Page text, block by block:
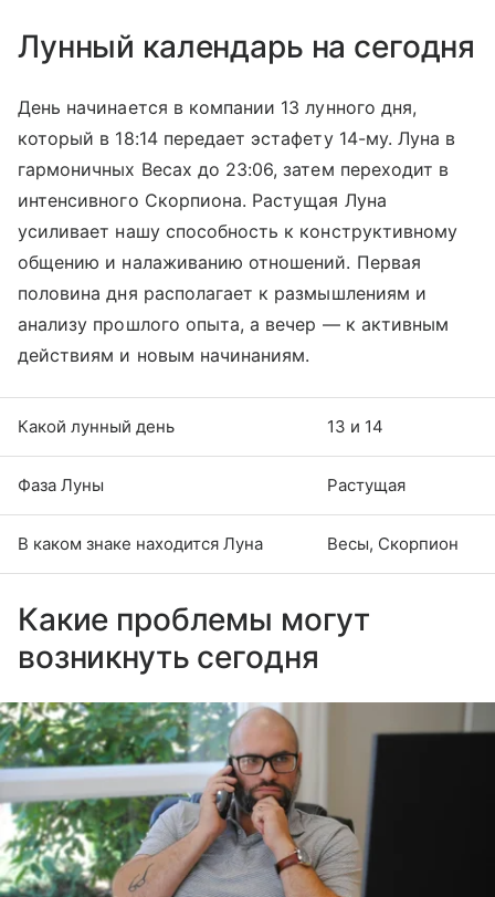
Лунный календарь на сегодня
День начинается в компании 13 лунного дня,
который в 18:14 передает эстафету 14-му. Луна в
гармоничных Весах до 23:06, затем переходит в
интенсивного Скорпиона. Растущая Луна
усиливает нашу способность к конструктивному
общению и налаживанию отношений. Первая
половина дня располагает к размышлениям и
анализу прошлого опыта, а вечер — к активным
действиям и новым начинаниям.
Какой лунный день 13 и 14
Фаза Луны Растущая
В каком знаке находится Луна Весы, Скорпион
Какие проблемы могут
возникнуть сегодня